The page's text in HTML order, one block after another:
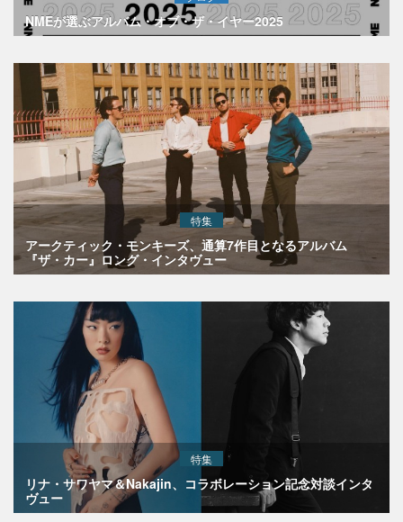
NMEが選ぶアルバム・オブ・ザ・イヤー2025
特集
アークティック・モンキーズ、通算7作目となるアルバム
『ザ・カー』ロング・インタヴュー
特集
リナ・サワヤマ＆Nakajin、コラボレーション記念対談インタ
ヴュー